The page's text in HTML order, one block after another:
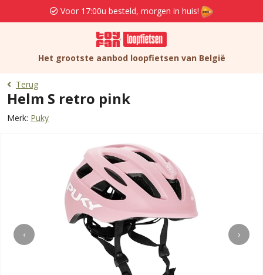
Voor 17:00u besteld, morgen in huis!
Het grootste aanbod loopfietsen van België
Terug
Helm S retro pink
Merk: Puky
‹ ›